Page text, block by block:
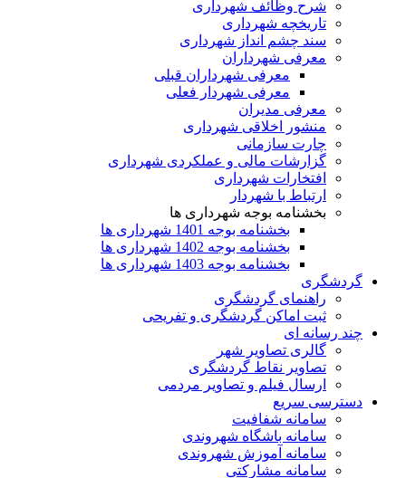
شرح وظائف شهرداری
تاریخچه شهرداری
سند چشم انداز شهرداری
معرفی شهرداران
معرفی شهرداران قبلی
معرفی شهردار فعلی
معرفی مدیران
منشور اخلاقی شهرداری
چارت سازمانی
گزارشات مالی و عملکردی شهرداری
افتخارات شهرداری
ارتباط با شهردار
بخشنامه بوجه شهرداری ها
بخشنامه بوجه 1401 شهرداری ها
بخشنامه بوجه 1402 شهرداری ها
بخشنامه بوجه 1403 شهرداری ها
گردشگری
راهنمای گردشگری
ثبت اماکن گردشگری و تفریحی
چند رسانه ای
گالری تصاویر شهر
تصاویر نقاط گردشگری
ارسال فیلم و تصاویر مردمی
دسترسی سریع
سامانه شفافیت
سامانه باشگاه شهروندی
سامانه آموزش شهروندی
سامانه مشارکتی